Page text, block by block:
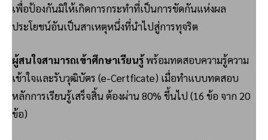
เพื่อป้องกันมิให้เกิดการกระทำที่เป็นการขัดกันแห่งผล
ประโยชน์อันเป็นสาเหตุหนึ่งที่นำไปสู่การทุจริต
ผู้สนใจสามารถเข้าศึกษาเรียนรู้พร้อมทดสอบความรู้ความ
เข้าใจและรับวุฒิบัตร (e-Certficate) เมื่อทำแบบทดสอบ
หลักการเรียนรู้เสร็จสิ้น ต้องผ่าน 80% ขึ้นไป (16 ข้อ จาก 20
ข้อ)